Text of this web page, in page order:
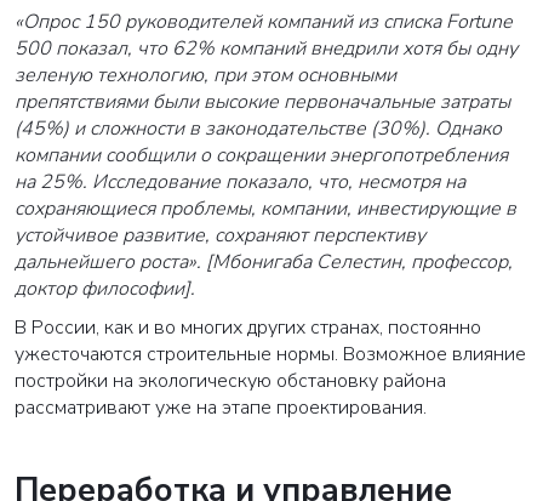
«Опрос 150 руководителей компаний из списка Fortune
500 показал, что 62% компаний внедрили хотя бы одну
зеленую технологию, при этом основными
препятствиями были высокие первоначальные затраты
(45%) и сложности в законодательстве (30%). Однако
компании сообщили о сокращении энергопотребления
на 25%. Исследование показало, что, несмотря на
сохраняющиеся проблемы, компании, инвестирующие в
устойчивое развитие, сохраняют перспективу
дальнейшего роста». [Мбонигаба Селестин, профессор,
доктор философии].
В России, как и во многих других странах, постоянно
ужесточаются строительные нормы. Возможное влияние
постройки на экологическую обстановку района
рассматривают уже на этапе проектирования.
Переработка и управление